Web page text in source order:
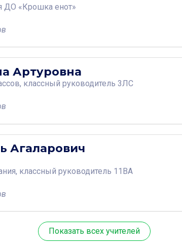
ДО «Крошка енот»
Артуровна
классный руководитель 3ЛС
Агаларович
классный руководитель 11ВА
Показать всех учителей